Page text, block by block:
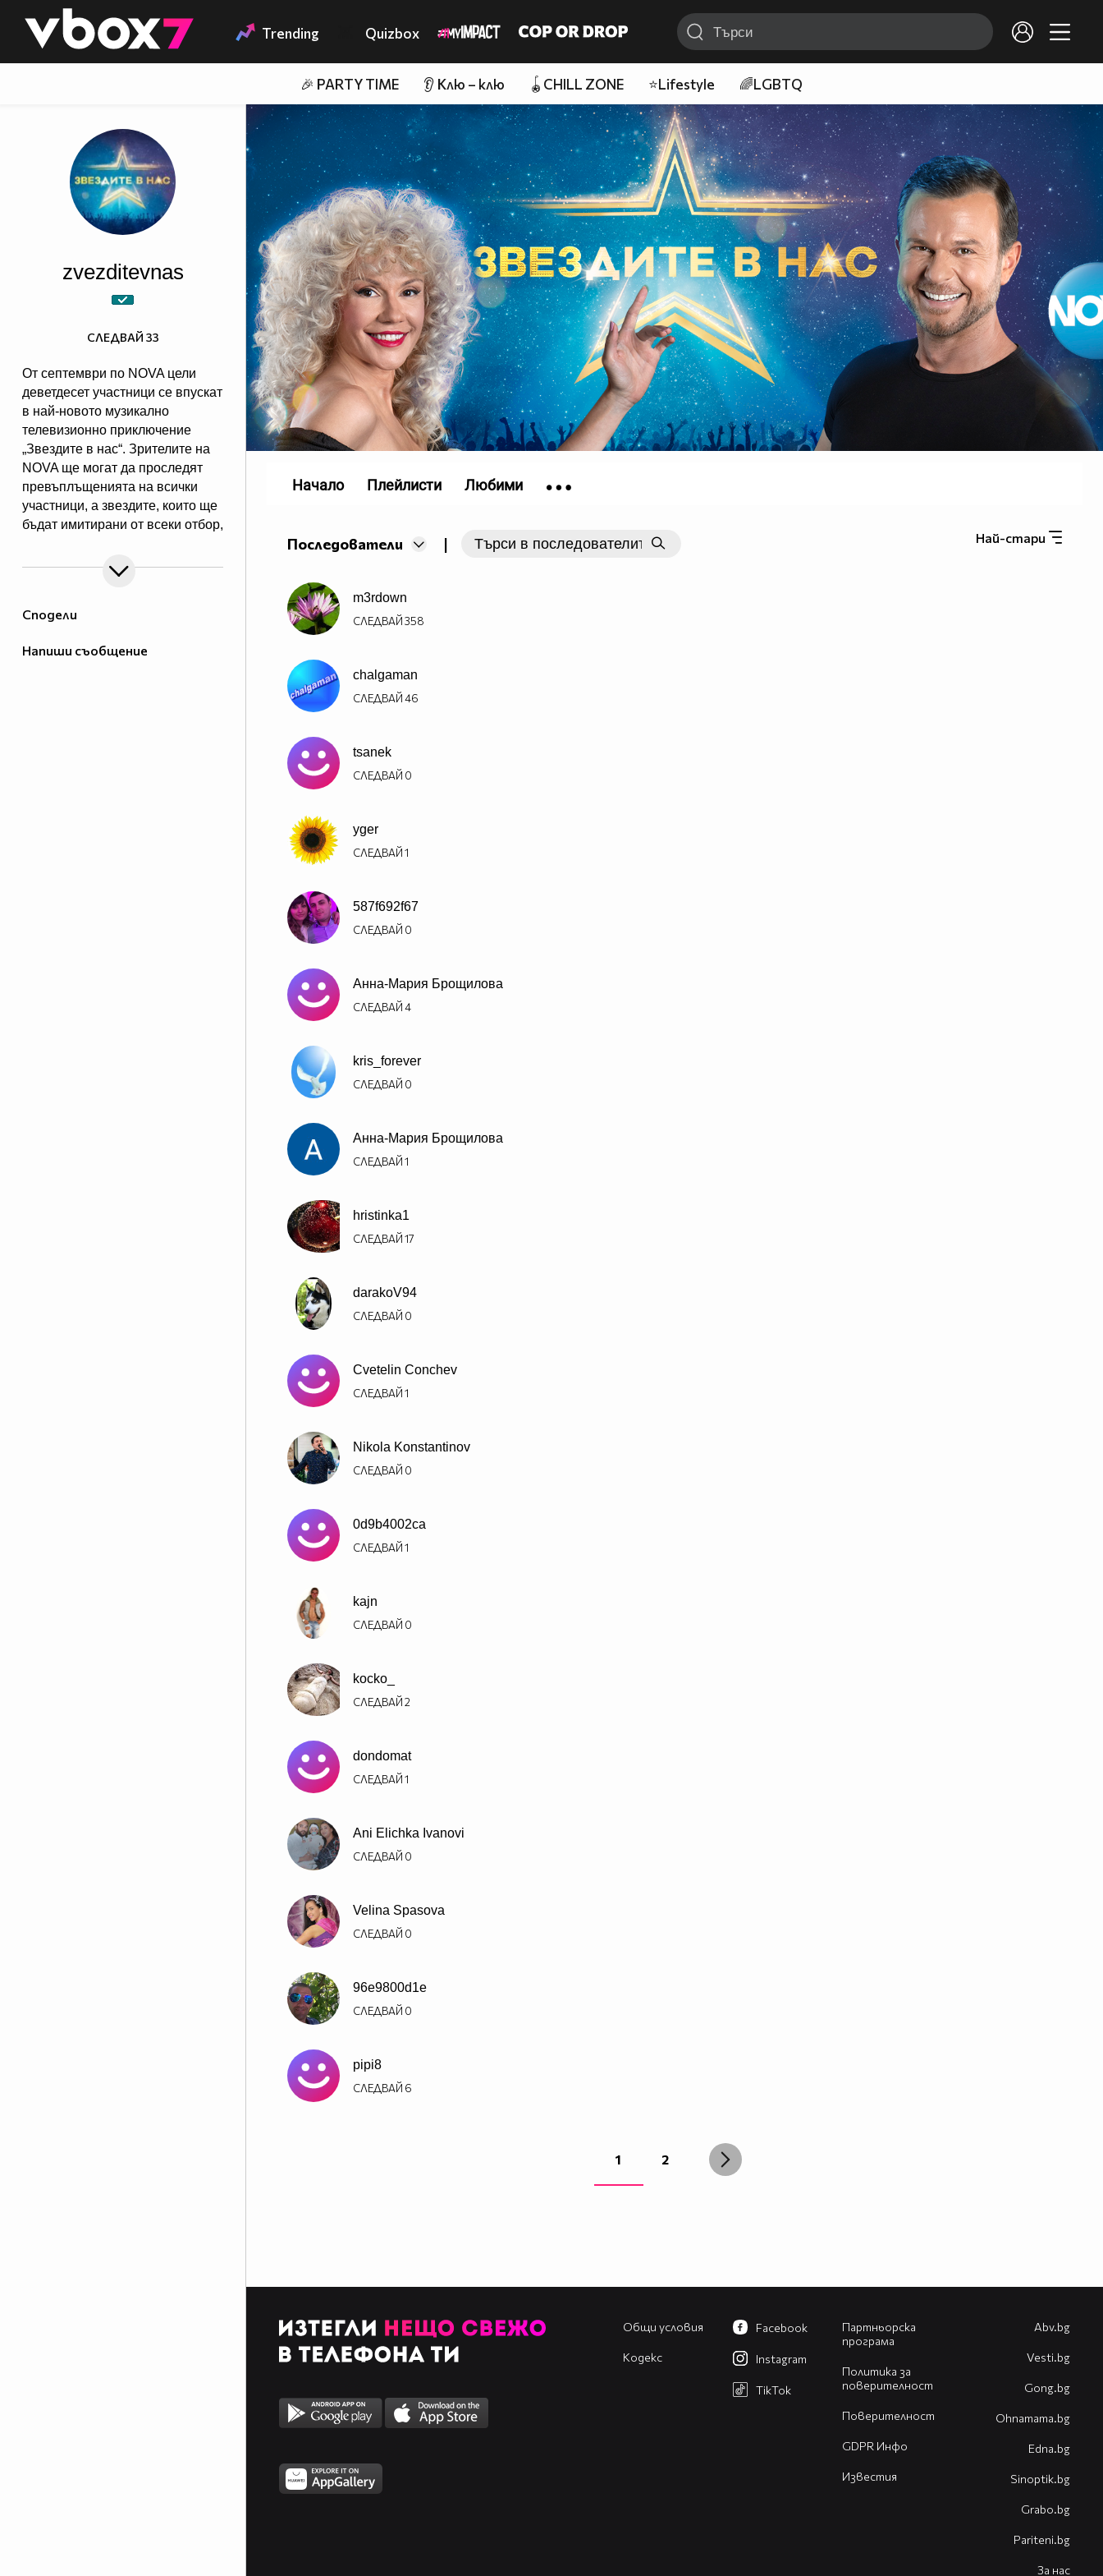
👾 Trending Quizbox
🎉 PARTY TIME 👂 Клю – клю 🪀CHILL ZONE ⭐Lifestyle 🌈LGBTQ
Сподели
Напиши съобщение
zvezditevnas
От септември по NOVA цели
деветдесет участници се впускат
в най-новото музикално
телевизионно приключение
„Звездите в нас“. Зрителите на
NOVA ще могат да проследят
превъплъщенията на всички
участници, а звездите, които ще
бъдат имитирани от всеки отбор,
разнородни. Всяка седмица 5
отбора ще представят 5 звездни
имитаторска битка един срещу
продължат към следващия етап
СЛЕДВАЙ 33
Последователи | Най-стари
m3rdown
СЛЕДВАЙ358
chalgaman
СЛЕДВАЙ46
tsanek
СЛЕДВАЙ 0
yger
СЛЕДВАЙ1
587f692f67
СЛЕДВАЙ 0
Анна-Мария Брощилова
СЛЕДВАЙ4
kris_forever
СЛЕДВАЙ 0
Анна-Мария Брощилова
СЛЕДВАЙ1
hristinka1
СЛЕДВАЙ17
darakoV94
СЛЕДВАЙ 0
Cvetelin Conchev
СЛЕДВАЙ1
Nikola Konstantinov
СЛЕДВАЙ 0
0d9b4002ca
СЛЕДВАЙ1
kajn
СЛЕДВАЙ 0
kocko_
СЛЕДВАЙ2
dondomat
СЛЕДВАЙ1
Ani Elichka Ivanovi
СЛЕДВАЙ 0
Velina Spasova
СЛЕДВАЙ 0
96e9800d1e
СЛЕДВАЙ 0
pipi8
СЛЕДВАЙ 6
1 2
Начало Плейлисти Любими
Общи условия
Кодекс
Партньорска
програма
Политика за
поверителност
Поверителност
GDPR Инфо
Известия
Facebook
Instagram
TikTok
Abv.bg
Vesti.bg
Gong.bg
Оhnamama.bg
Edna.bg
Sinoptik.bg
Grabo.bg
Pariteni.bg
За нас